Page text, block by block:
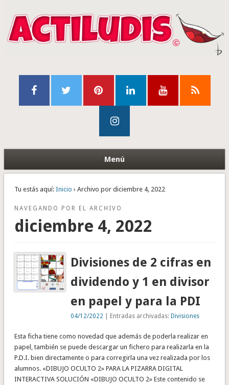
Menú
Tu estás aquí: Inicio › Archivo por diciembre 4, 2022
NAVEGANDO POR EL ARCHIVO
diciembre 4, 2022
Divisiones de 2 cifras en
dividendo y 1 en divisor
en papel y para la PDI
04/12/2022 | Entradas archivadas:Divisiones
Esta ficha tiene como novedad que además de poderla realizar en
papel, también se puede descargar un fichero para realizarla en la
P.D.I. bien directamente o para corregirla una vez realizada por los
alumnos. «DIBUJO OCULTO 2» PARA LA PIZARRA DIGITAL
INTERACTIVA SOLUCIÓN «DIBUJO OCULTO 2» Este contenido se